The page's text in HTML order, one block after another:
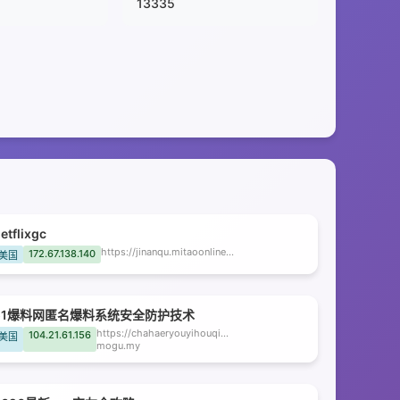
13335
国 172.67.138.140 https://jinanqu.mitaoonline.cc
爆料网匿名爆料系统安全防护技术
国 104.21.61.156 https://chahaeryouyihouqi.wap-
mogu.my